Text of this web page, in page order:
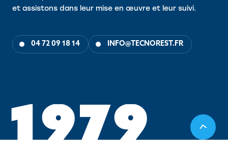
et assistons dans leur mise en œuvre et leur suivi.
04 72 09 18 14 INFO@TECNOREST.FR
1979